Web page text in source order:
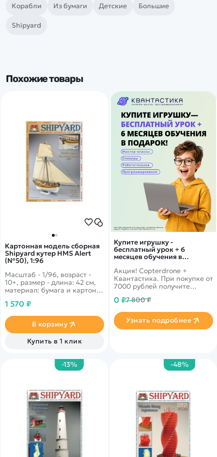
Корабли Из бумаги Детские Большие
Shipyard
Похожие товары
Купите игрушку -
бесплатный урок + 6
месяцев обучения в
Акция! Copterdrone +
Квантастика. При покупке от
7000 рублей получите
нашего партнера
0 ₽7 800 ₽
Узнать подробнее
Картонная модель сборная
Shipyard кутер HMS Alert
(№50), 1:96
Масштаб - 1/96, возраст -
10+, размер - длина: 42 см,
материал: бумага и картон.
однопалубный корабль,
большие расстояния на
выскоих скоростях. Был
активно используемый в
конце 18 века и участовал в
французского флота.
1 570 ₽
В корзину
Купить в 1 клик
-13% -48%